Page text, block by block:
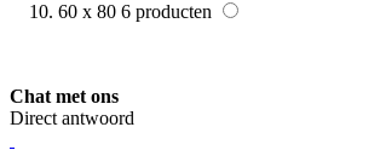
60 x 80 6 producten
Chat met ons
Direct antwoord